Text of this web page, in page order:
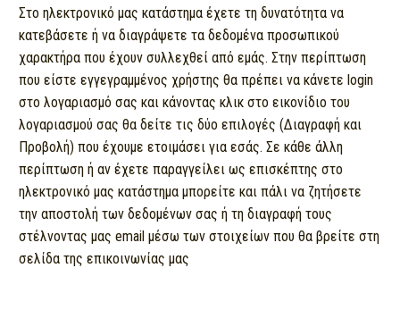
Στο ηλεκτρονικό μας κατάστημα έχετε τη δυνατότητα να
κατεβάσετε ή να διαγράψετε τα δεδομένα προσωπικού
χαρακτήρα που έχουν συλλεχθεί από εμάς. Στην περίπτωση
που είστε εγγεγραμμένος χρήστης θα πρέπει να κάνετε login
στο λογαριασμό σας και κάνοντας κλικ στο εικονίδιο του
λογαριασμού σας θα δείτε τις δύο επιλογές (Διαγραφή και
Προβολή) που έχουμε ετοιμάσει για εσάς. Σε κάθε άλλη
περίπτωση ή αν έχετε παραγγείλει ως επισκέπτης στο
ηλεκτρονικό μας κατάστημα μπορείτε και πάλι να ζητήσετε
την αποστολή των δεδομένων σας ή τη διαγραφή τους
στέλνοντας μας email μέσω των στοιχείων που θα βρείτε στη
σελίδα της επικοινωνίας μας